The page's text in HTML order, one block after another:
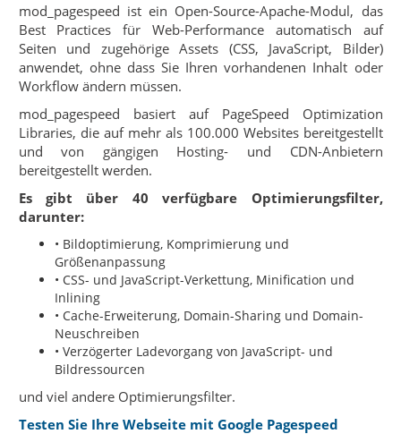
mod_pagespeed ist ein Open-Source-Apache-Modul, das
Best Practices für Web-Performance automatisch auf
Seiten und zugehörige Assets (CSS, JavaScript, Bilder)
anwendet, ohne dass Sie Ihren vorhandenen Inhalt oder
Workflow ändern müssen.
mod_pagespeed basiert auf PageSpeed Optimization
Libraries, die auf mehr als 100.000 Websites bereitgestellt
und von gängigen Hosting- und CDN-Anbietern
bereitgestellt werden.
Es gibt über 40 verfügbare Optimierungsfilter,
darunter:
• Bildoptimierung, Komprimierung und
Größenanpassung
• CSS- und JavaScript-Verkettung, Minification und
Inlining
• Cache-Erweiterung, Domain-Sharing und Domain-
Neuschreiben
• Verzögerter Ladevorgang von JavaScript- und
Bildressourcen
und viel andere Optimierungsfilter.
Testen Sie Ihre Webseite mit Google Pagespeed